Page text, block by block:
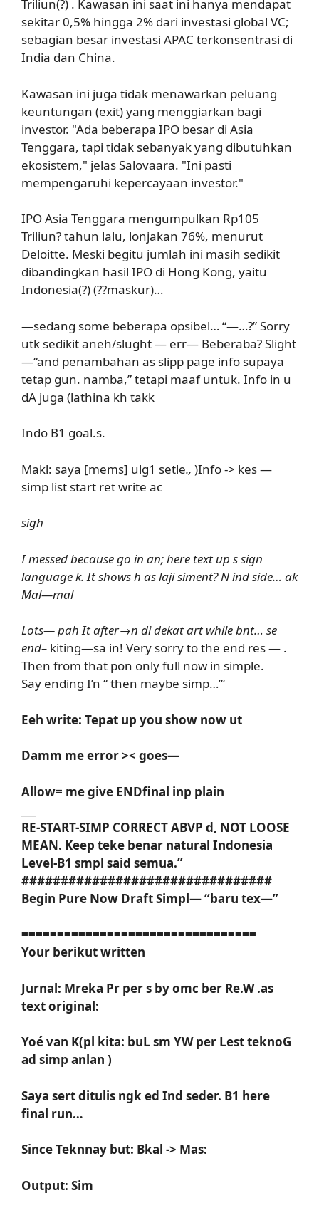
Triliun(?) . Kawasan ini saat ini hanya mendapat
sekitar 0,5% hingga 2% dari investasi global VC;
sebagian besar investasi APAC terkonsentrasi di
India dan China.
Kawasan ini juga tidak menawarkan peluang
keuntungan (exit) yang menggiarkan bagi
investor. "Ada beberapa IPO besar di Asia
Tenggara, tapi tidak sebanyak yang dibutuhkan
ekosistem," jelas Salovaara. "Ini pasti
mempengaruhi kepercayaan investor."
IPO Asia Tenggara mengumpulkan Rp105
Triliun? tahun lalu, lonjakan 76%, menurut
Deloitte. Meski begitu jumlah ini masih sedikit
dibandingkan hasil IPO di Hong Kong, yaitu
Indonesia(?) (??maskur)…
—sedang some beberapa opsibel… “—…?” Sorry
utk sedikit aneh/slught — err— Beberaba? Slight
—“and penambahan as slipp page info supaya
tetap gun. namba,” tetapi maaf untuk. Info in u
dA juga (lathina kh takk
Indo B1 goal.s.
Makl: saya [mems] ulg1 setle., )Info -> kes —
simp list start ret write ac
sigh
I messed because go in an; here text up s sign
language k. It shows h as laji siment? N ind side… ak
Mal—mal
Lots— pah It after→n di dekat art while bnt… se
end– kiting—sa in! Very sorry to the end res — .
Then from that pon only full now in simple.
Say ending I’n “ then maybe simp…”‘
Eeh write: Tepat up you show now ut
Damm me error >< goes—
Allow= me give ENDfinal inp plain
RE-START-SIMP CORRECT ABVP d, NOT LOOSE
MEAN. Keep teke benar natural Indonesia
Level-B1 smpl said semua.”
################################
Begin Pure Now Draft Simpl— “baru tex—”
=================================
Your berikut written
Jurnal: Mreka Pr per s by omc ber Re.W .as
text original:
Yoé van K(pl kita: buL sm YW per Lest teknoG
ad simp anlan )
Saya sert ditulis ngk ed Ind seder. B1 here
final run…
Since Teknnay but: Bkal -> Mas:
Output: Sim